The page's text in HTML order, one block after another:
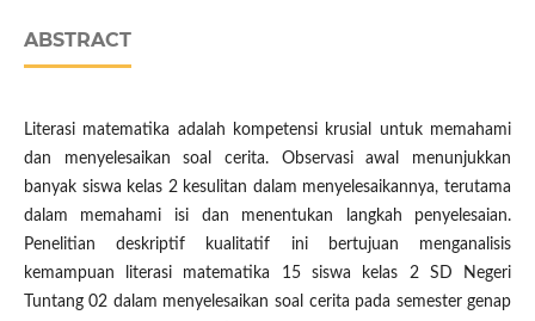
ABSTRACT
Literasi matematika adalah kompetensi krusial untuk memahami
dan menyelesaikan soal cerita. Observasi awal menunjukkan
banyak siswa kelas 2 kesulitan dalam menyelesaikannya, terutama
dalam memahami isi dan menentukan langkah penyelesaian.
Penelitian deskriptif kualitatif ini bertujuan menganalisis
kemampuan literasi matematika 15 siswa kelas 2 SD Negeri
Tuntang 02 dalam menyelesaikan soal cerita pada semester genap